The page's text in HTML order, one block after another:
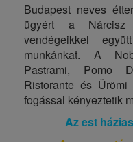
Budapest neves
ügyért a Nárcisz
vendégeikkel
munkánkat. A
Pastrami, Pomo
Ristorante és
fogással kényeztetik
Az est